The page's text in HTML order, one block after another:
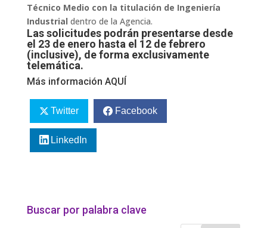
Técnico Medio con la titulación de Ingeniería
Industrial dentro de la Agencia.
Las solicitudes podrán presentarse desde
el 23 de enero hasta el 12 de febrero
(inclusive), de forma exclusivamente
telemática.
Más información AQUÍ
Twitter Facebook
LinkedIn
Buscar por palabra clave